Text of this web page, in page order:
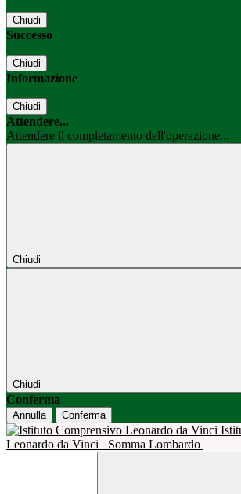
Chiudi
Successo
Chiudi
Informazione
Chiudi
Attendere...
Attendere il completamento dell'operazione...
Chiudi
Chiudi
Conferma
Annulla Conferma
Leonardo da Vinci
Somma Lombardo